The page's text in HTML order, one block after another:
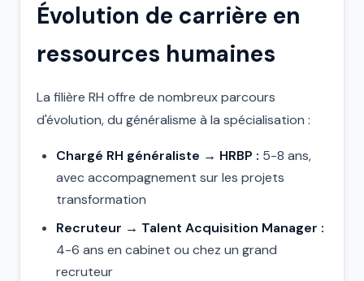
Évolution de carrière en
ressources humaines
La filière RH offre de nombreux parcours
d'évolution, du généralisme à la spécialisation :
Chargé RH généraliste → HRBP : 5-8 ans,
avec accompagnement sur les projets
transformation
Recruteur → Talent Acquisition Manager :
4-6 ans en cabinet ou chez un grand
recruteur